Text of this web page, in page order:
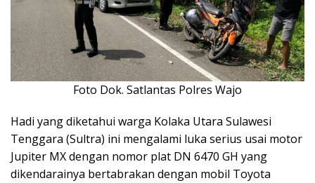
Foto Dok. Satlantas Polres Wajo
Hadi yang diketahui warga Kolaka Utara Sulawesi
Tenggara (Sultra) ini mengalami luka serius usai motor
Jupiter MX dengan nomor plat DN 6470 GH yang
dikendarainya bertabrakan dengan mobil Toyota